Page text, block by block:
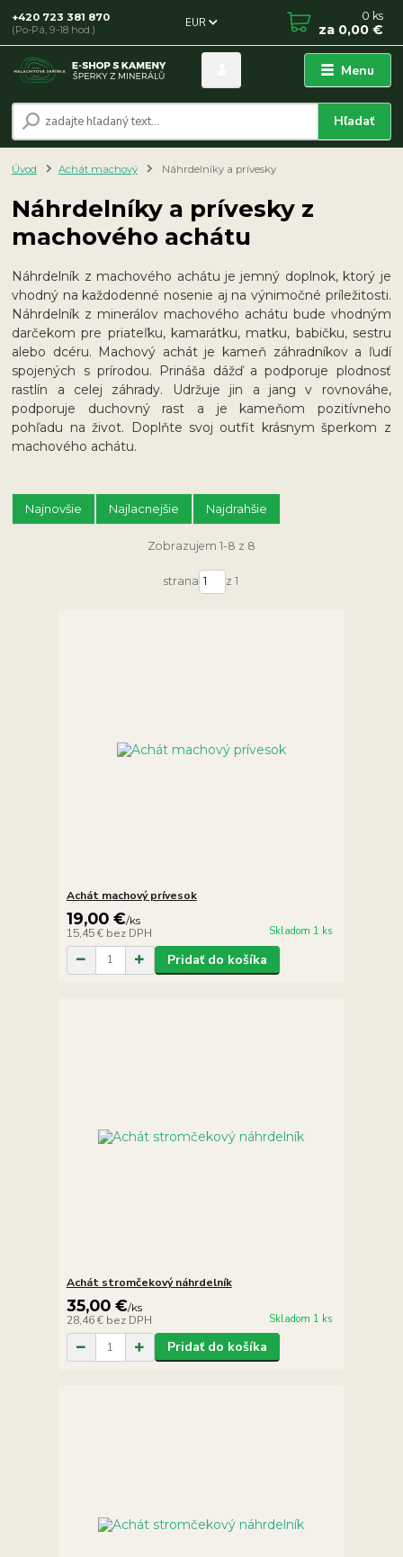
Menu
EUR
Hľadať
+420 723 381 870
(Po-Pá, 9-18 hod.)
0 ks
za 0,00 €
Úvod Achát machový Náhrdelníky a prívesky
Náhrdelníky a prívesky z
machového achátu
Náhrdelník z machového achátu je jemný doplnok, ktorý je
vhodný na každodenné nosenie aj na výnimočné príležitosti.
Náhrdelník z minerálov machového achátu bude vhodným
darčekom pre priateľku, kamarátku, matku, babičku, sestru
alebo dcéru. Machový achát je kameň záhradníkov a ľudí
spojených s prírodou. Prináša dážď a podporuje plodnosť
rastlín a celej záhrady. Udržuje jin a jang v rovnováhe,
podporuje duchovný rast a je kameňom pozitívneho
pohľadu na život. Doplňte svoj outfit krásnym šperkom z
machového achátu.
Najnovšie Najlacnejšie Najdrahšie
Zobrazujem 1-8 z 8
strana z 1
Achát machový prívesok
19,00 €/ks
15,45 € bez DPH Skladom 1 ks
Pridať do košíka
Achát stromčekový náhrdelník
35,00 €/ks
28,46 € bez DPH Skladom 1 ks
Pridať do košíka